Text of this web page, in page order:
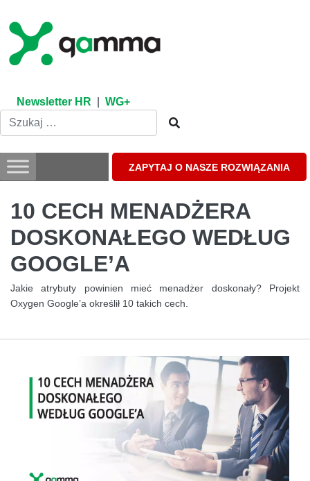
content
Newsletter HR WG+
ZAPYTAJ O NASZE ROZWIĄZANIA
10 CECH MENADŻERA
DOSKONAŁEGO WEDŁUG
GOOGLE’A
Jakie atrybuty powinien mieć menadżer doskonały? Projekt
Oxygen Google’a określił 10 takich cech.